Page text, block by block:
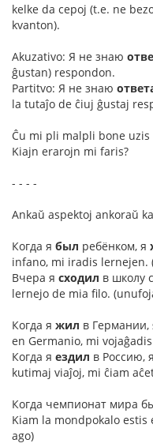
kelke da cepoj (t.e. ne
kvanton).
Akuzativo: Я не знаю
ĝustan) respondon.
Partitvo: Я не знаю
la tutaĵo de ĉiuj ĝustaj
Ĉu mi pli malpli bone
Kiajn erarojn mi faris?
- - - -
Ankaŭ aspektoj ankoraŭ
Когда я был ребёнком, я
infano, mi iradis lernejen.
Вчера я сходил в школу
lernejo de mia filo.
Когда я жил в Германии,
en Germanio, mi
Когда я ездил в Россию, я
kutimaj viaĵoj, mi ĉiam
Когда чемпионат мира
Kiam la mondpokalo estis
ago)